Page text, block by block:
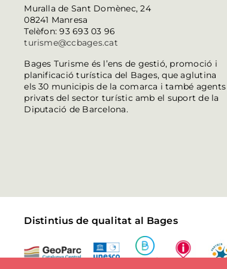
Muralla de Sant Domènec, 24
08241 Manresa
Telèfon: 93 693 03 96
turisme@ccbages.cat
Bages Turisme és l’ens de gestió, promoció i
planificació turística del Bages, que aglutina
els 30 municipis de la comarca i també agents
privats del sector turístic amb el suport de la
Diputació de Barcelona.
Distintius de qualitat al Bages